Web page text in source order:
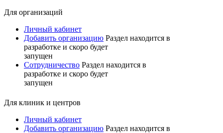
Для организаций
Личный кабинет
Добавить организацию Раздел находится в
разработке и скоро будет
запущен
Сотрудничество Раздел находится в
разработке и скоро будет
запущен
Для клиник и центров
Личный кабинет
Добавить организацию Раздел находится в